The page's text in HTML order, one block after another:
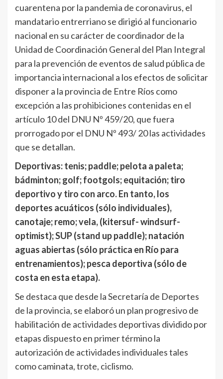
cuarentena por la pandemia de coronavirus, el
mandatario entrerriano se dirigió al funcionario
nacional en su carácter de coordinador de la
Unidad de Coordinación General del Plan Integral
para la prevención de eventos de salud pública de
importancia internacional a los efectos de solicitar
disponer a la provincia de Entre Ríos como
excepción a las prohibiciones contenidas en el
artículo 10 del DNU Nº 459/20, que fuera
prorrogado por el DNU Nº 493/ 20 las actividades
que se detallan.
Deportivas: tenis; paddle; pelota a paleta;
bádminton; golf; footgols; equitación; tiro
deportivo y tiro con arco. En tanto, los
deportes acuáticos (sólo individuales),
canotaje; remo; vela, (kitersuf- windsurf-
optimist); SUP (stand up paddle); natación
aguas abiertas (sólo práctica en Río para
entrenamientos); pesca deportiva (sólo de
costa en esta etapa).
Se destaca que desde la Secretaría de Deportes
de la provincia, se elaboró un plan progresivo de
habilitación de actividades deportivas dividido por
etapas dispuesto en primer término la
autorización de actividades individuales tales
como caminata, trote, ciclismo.